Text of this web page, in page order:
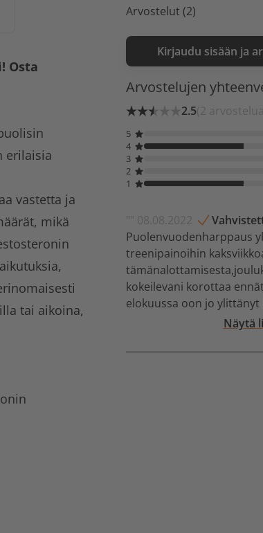
Osta
erilaisia
vastetta ja
mikä
tai aikoina,
Arvostelut (2)
Kirjaudu sisään ja
Arvostelujen
2.5(2
5
4
3
2
1
"" 08.08.2022
Puolenvuodenharppaus
treenipainoihin
kokeilevani korottaa
elokuussa oon jo
Näytä